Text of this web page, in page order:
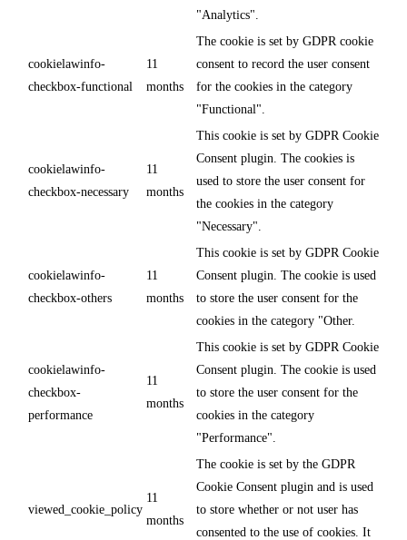
"Analytics".
cookielawinfo-
checkbox-functional
11
months
The cookie is set by GDPR cookie
consent to record the user consent
for the cookies in the category
"Functional".
cookielawinfo-
checkbox-necessary
11
months
This cookie is set by GDPR Cookie
Consent plugin. The cookies is
used to store the user consent for
the cookies in the category
"Necessary".
cookielawinfo-
checkbox-others
11
months
This cookie is set by GDPR Cookie
Consent plugin. The cookie is used
to store the user consent for the
cookies in the category "Other.
cookielawinfo-
checkbox-
performance
11
months
This cookie is set by GDPR Cookie
Consent plugin. The cookie is used
to store the user consent for the
cookies in the category
"Performance".
viewed_cookie_policy
11
months
The cookie is set by the GDPR
Cookie Consent plugin and is used
to store whether or not user has
consented to the use of cookies. It